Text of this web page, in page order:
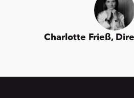
Charlotte Frieß,